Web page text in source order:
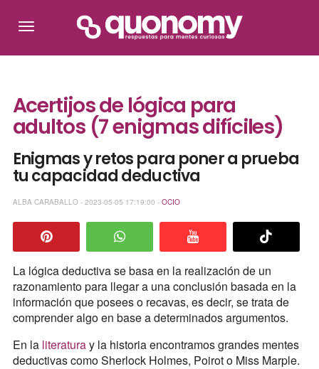
Acertijos de lógica para
adultos (7 enigmas difíciles)
Enigmas y retos para poner a prueba
tu capacidad deductiva
ALBA CARABALLO - 2023-05-05 17:19:00 - OCIO
La lógica deductiva se basa en la realización de un
razonamiento para llegar a una conclusión basada en la
información que posees o recavas, es decir, se trata de
comprender algo en base a determinados argumentos.
En la literaturay la historia encontramos grandes mentes
deductivas como Sherlock Holmes, Poirot o Miss Marple.